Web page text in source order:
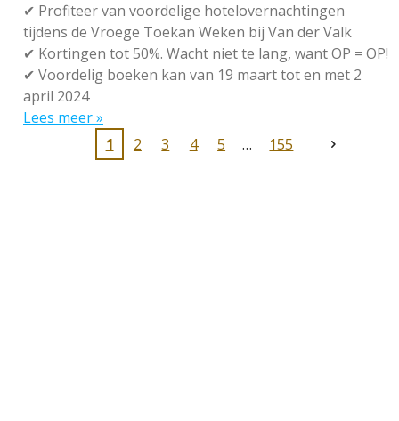
✔ Profiteer van voordelige hotelovernachtingen
tijdens de Vroege Toekan Weken bij Van der Valk
✔ Kortingen tot 50%. Wacht niet te lang, want OP = OP!
✔ Voordelig boeken kan van 19 maart tot en met 2
april 2024
Lees meer »
1
2 3 4 5 155